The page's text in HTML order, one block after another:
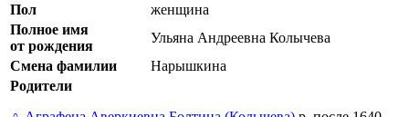
Пол
женщина
Полное имя
от рождения
Ульяна Андреевна Колычева
Смена фамилии
Нарышкина
Родители